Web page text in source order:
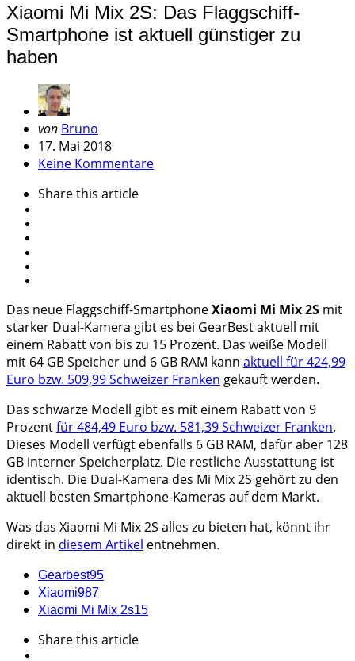
Xiaomi Mi Mix 2S: Das Flaggschiff-
Smartphone ist aktuell günstiger zu
haben
Geschrieben
von
von Bruno
17. Mai 2018
Keine Kommentare
Sharethis article
Das neue Flaggschiff-SmartphoneXiaomi Mi Mix 2S mit
starker Dual-Kamera gibt es bei GearBest aktuell mit
einem Rabatt von bis zu 15 Prozent. Das weiße Modell
mit 64 GB Speicher und 6 GB RAM kann aktuell für 424,99
Euro bzw. 509,99 Schweizer Franken gekauft werden.
Das schwarze Modell gibt es mit einem Rabatt von 9
Prozentfür 484,49 Euro bzw. 581,39 Schweizer Franken.
Dieses Modell verfügt ebenfalls 6 GB RAM, dafür aber 128
GB interner Speicherplatz. Die restliche Ausstattung ist
identisch. Die Dual-Kamera des Mi Mix 2S gehört zu den
aktuell besten Smartphone-Kameras auf dem Markt.
Was das Xiaomi Mi Mix 2S alles zu bieten hat, könnt ihr
direkt in diesem Artikel entnehmen.
Gearbest95
Xiaomi987
Xiaomi Mi Mix 2s15
Sharethis article